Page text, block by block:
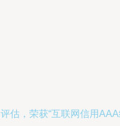
估，荣获“互联网信用AAA